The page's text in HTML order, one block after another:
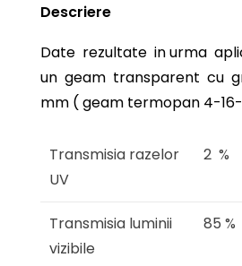
Descriere
Date rezultate in urma
un geam transparent cu
mm ( geam termopan 4-
Transmisia razelor
UV
2 %
Transmisia luminii
vizibile
85 %